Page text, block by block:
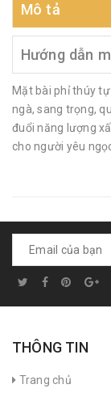
Mô tả
Hướng dẫn
Mặt bài phỉ thúy
ngà, sang trọng,
đuổi năng lượng
cho người yêu
THÔNG TIN
Trang chủ